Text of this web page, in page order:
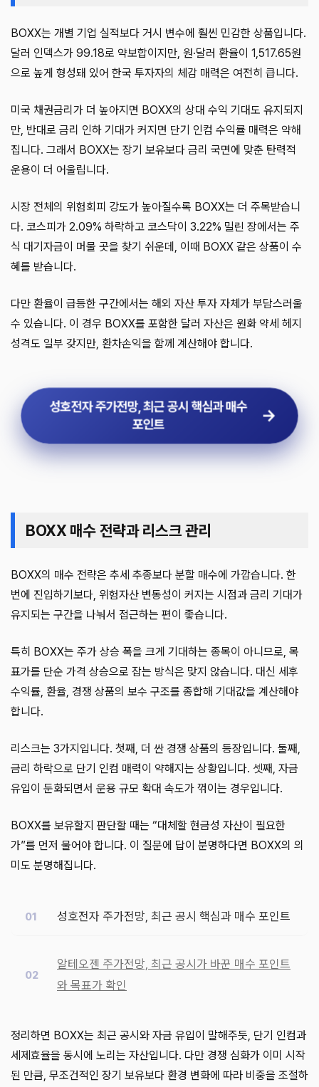
BOXX는 개별 기업 실적보다 거시 변수에 훨씬 민감한 상품입니다.
달러 인덱스가 99.18로 약보합이지만, 원·달러 환율이 1,517.65원
으로 높게 형성돼 있어 한국 투자자의 체감 매력은 여전히 큽니다.
미국 채권금리가 더 높아지면 BOXX의 상대 수익 기대도 유지되지
만, 반대로 금리 인하 기대가 커지면 단기 인컴 수익률 매력은 약해
집니다. 그래서 BOXX는 장기 보유보다 금리 국면에 맞춘 탄력적
운용이 더 어울립니다.
시장 전체의 위험회피 강도가 높아질수록 BOXX는 더 주목받습니
다. 코스피가 2.09% 하락하고 코스닥이 3.22% 밀린 장에서는 주
식 대기자금이 머물 곳을 찾기 쉬운데, 이때 BOXX 같은 상품이 수
혜를 받습니다.
다만 환율이 급등한 구간에서는 해외 자산 투자 자체가 부담스러울
수 있습니다. 이 경우 BOXX를 포함한 달러 자산은 원화 약세 헤지
성격도 일부 갖지만, 환차손익을 함께 계산해야 합니다.
성호전자 주가전망, 최근 공시 핵심과 매수
포인트
BOXX 매수 전략과 리스크 관리
BOXX의 매수 전략은 추세 추종보다 분할 매수에 가깝습니다. 한
번에 진입하기보다, 위험자산 변동성이 커지는 시점과 금리 기대가
유지되는 구간을 나눠서 접근하는 편이 좋습니다.
특히 BOXX는 주가 상승 폭을 크게 기대하는 종목이 아니므로, 목
표가를 단순 가격 상승으로 잡는 방식은 맞지 않습니다. 대신 세후
수익률, 환율, 경쟁 상품의 보수 구조를 종합해 기대값을 계산해야
합니다.
리스크는 3가지입니다. 첫째, 더 싼 경쟁 상품의 등장입니다. 둘째,
금리 하락으로 단기 인컴 매력이 약해지는 상황입니다. 셋째, 자금
유입이 둔화되면서 운용 규모 확대 속도가 꺾이는 경우입니다.
BOXX를 보유할지 판단할 때는 “대체할 현금성 자산이 필요한
가”를 먼저 물어야 합니다. 이 질문에 답이 분명하다면 BOXX의 의
미도 분명해집니다.
성호전자 주가전망, 최근 공시 핵심과 매수 포인트
알테오젠 주가전망, 최근 공시가 바꾼 매수 포인트
와 목표가 확인
정리하면 BOXX는 최근 공시와 자금 유입이 말해주듯, 단기 인컴과
세제효율을 동시에 노리는 자산입니다. 다만 경쟁 심화가 이미 시작
된 만큼, 무조건적인 장기 보유보다 환경 변화에 따라 비중을 조절하